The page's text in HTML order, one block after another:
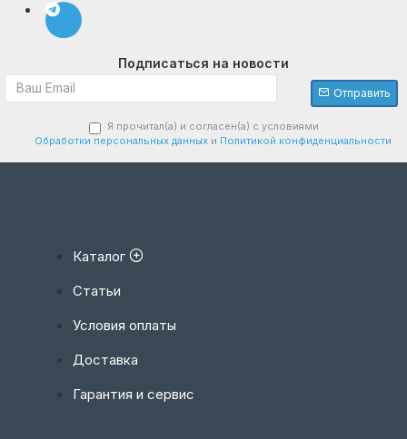
Подписаться на новости
Отправить
Я прочитал(а) и согласен(а) с условиями
Обработки персональных данныхи Политикой конфиденциальности
Каталог
Статьи
Условия оплаты
Доставка
Гарантия и сервис